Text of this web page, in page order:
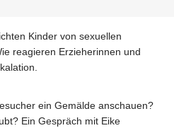
Kinder von sexuellen
reagieren Erzieherinnen und
ein Gemälde anschauen?
Ein Gespräch mit Eike